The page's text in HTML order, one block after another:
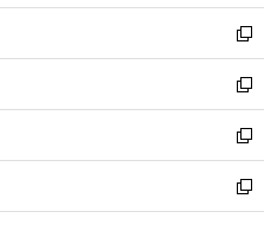
開
く
ウ
で
開
く
ン
ド
ウ
で
開
く
ウ
ィ
ン
ド
ウ
で
開
く
し
い
ウ
ィ
ン
ド
ウ
で
開
新
し
い
ウ
ィ
ン
ド
ウ
新
し
い
ウ
ィ
ン
新
し
い
ウ
新
し